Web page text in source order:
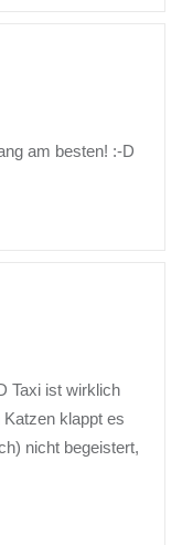
am besten! :-D
Taxi ist wirklich
klappt es
nicht begeistert,